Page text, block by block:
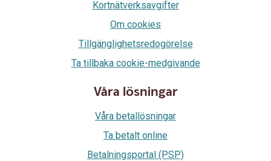
Kortnätverksavgifter
Om cookies
Tillgänglighetsredogörelse
Ta tillbaka cookie-medgivande
Våra lösningar
Våra betallösningar
Ta betalt online
Betalningsportal (PSP)